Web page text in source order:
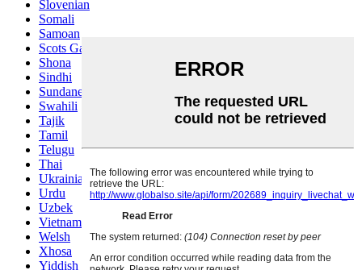
Slovenian
Somali
Samoan
Scots Gaelic
Shona
Sindhi
Sundanese
Swahili
Tajik
Tamil
Telugu
Thai
Ukrainian
Urdu
Uzbek
Vietnamese
Welsh
Xhosa
Yiddish